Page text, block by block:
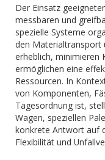
Der Einsatz
messbaren und
spezielle Systeme
den Materialtransport
erheblich, minimieren
ermöglichen eine
Ressourcen. In
von Komponenten,
Tagesordnung ist,
Wagen, speziellen
konkrete Antwort auf
Flexibilität und